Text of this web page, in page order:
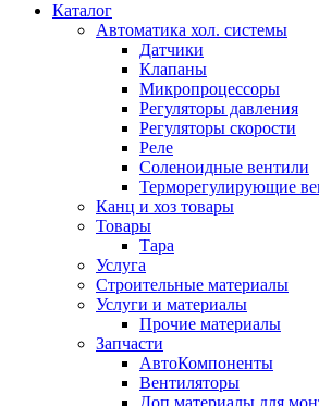
Каталог
Автоматика хол. системы
Датчики
Клапаны
Микропроцессоры
Регуляторы давления
Регуляторы скорости
Реле
Соленоидные вентили
Терморегулирующие
Канц и хоз товары
Товары
Тара
Услуга
Строительные материалы
Услуги и материалы
Прочие материалы
Запчасти
АвтоКомпоненты
Вентиляторы
Доп материалы для